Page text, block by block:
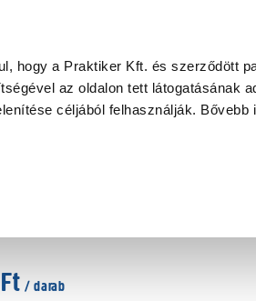
hogy a Praktiker Kft. és szerződött
az oldalon tett látogatásának
céljából felhasználják. Bővebb
Ügyintézés és Információ
/ darab